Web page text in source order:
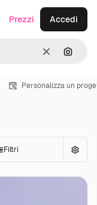
CancellaCerca
Prezzi Accedi
Personalizza un
Filtri